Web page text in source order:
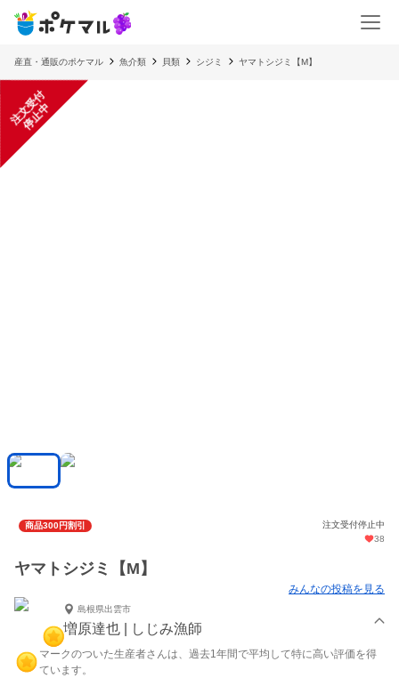
産直・通販のポケマル 魚介類 貝類 シジミ ヤマトシジミ【M】
注
文
受
付
停
止
中
商品300円割引
注文受付停止中
38
ヤマトシジミ【M】
みんなの投稿を見る
島根県出雲市
増原達也 | しじみ漁師
マークのついた生産者さんは、過去1年間で平均して特に高い評価を得
ています。